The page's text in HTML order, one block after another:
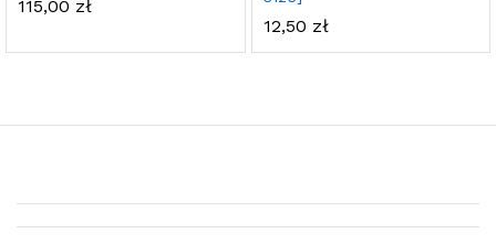
115,00 zł
12,50 zł